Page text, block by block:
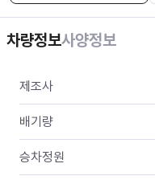
차량정보사양정보
제조사
배기량
승차정원